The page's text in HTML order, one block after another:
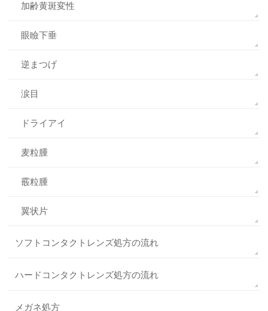
加齢黄斑変性
眼瞼下垂
逆まつげ
涙目
ドライアイ
麦粒腫
霰粒腫
翼状片
ソフトコンタクトレンズ処方の流れ
ハードコンタクトレンズ処方の流れ
メガネ処方